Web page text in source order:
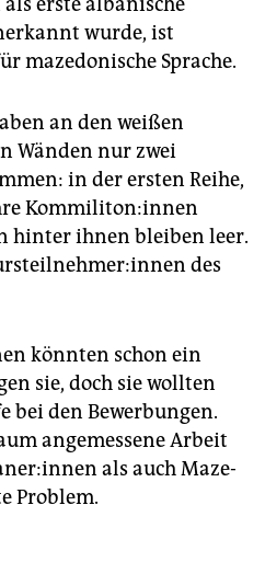
Stellen bei der Polizei
der
werden.
Beitrittsgespräche mit
von Griechenland wegen
wurde, mauert nach
von Republik Maze­
nun Bulgarien.
wurde, ist
mazedonische Sprache.
an den weißen
Wänden nur zwei
in der ersten Reihe,
Kom­mi­li­to­n:in­nen
hinter ihnen bleiben leer.
des
könnten schon ein
sie, doch sie wollten
bei den Bewerbungen.
angemessene Arbeit
als auch Ma­ze­
Problem.